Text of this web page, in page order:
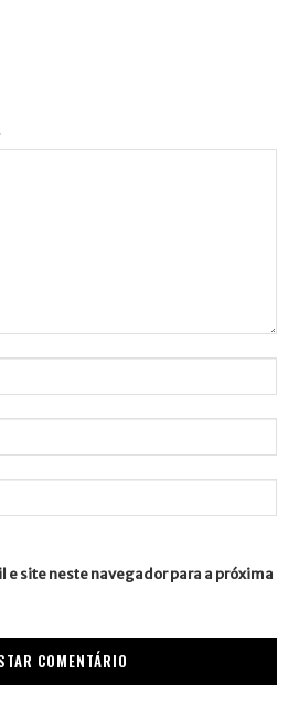
e site neste navegador para a próxima